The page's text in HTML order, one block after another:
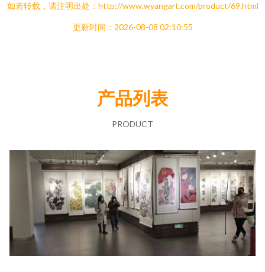
如若转载，请注明出处：http://www.wyangart.com/product/69.html
更新时间：2026-08-08 02:10:55
产品列表
PRODUCT